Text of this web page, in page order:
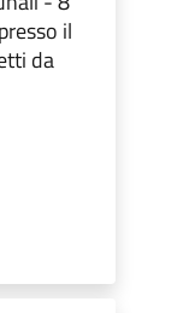
il
da